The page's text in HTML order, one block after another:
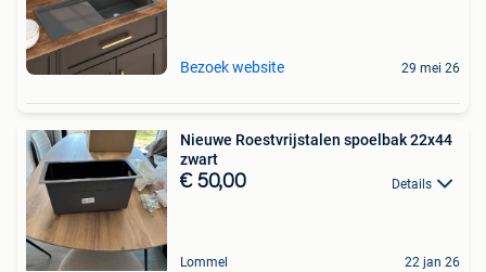
Bezoek website 29 mei 26
Nieuwe Roestvrijstalen spoelbak 22x44
zwart
€ 50,00 Details
Lommel 22 jan 26